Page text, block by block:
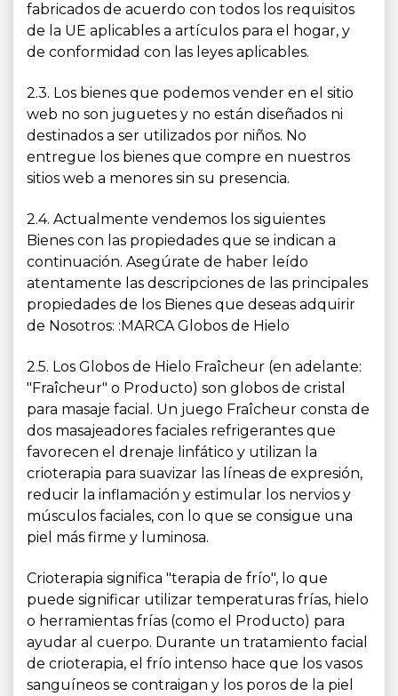
fabricados de acuerdo con todos los requisitos
de la UE aplicables a artículos para el hogar, y
de conformidad con las leyes aplicables.
2.3. Los bienes que podemos vender en el sitio
web no son juguetes y no están diseñados ni
destinados a ser utilizados por niños. No
entregue los bienes que compre en nuestros
sitios web a menores sin su presencia.
2.4. Actualmente vendemos los siguientes
Bienes con las propiedades que se indican a
continuación. Asegúrate de haber leído
atentamente las descripciones de las principales
propiedades de los Bienes que deseas adquirir
de Nosotros: :MARCA Globos de Hielo
2.5. Los Globos de Hielo Fraîcheur (en adelante:
"Fraîcheur" o Producto) son globos de cristal
para masaje facial. Un juego Fraîcheur consta de
dos masajeadores faciales refrigerantes que
favorecen el drenaje linfático y utilizan la
crioterapia para suavizar las líneas de expresión,
reducir la inflamación y estimular los nervios y
músculos faciales, con lo que se consigue una
piel más firme y luminosa.
Crioterapia significa "terapia de frío", lo que
puede significar utilizar temperaturas frías, hielo
o herramientas frías (como el Producto) para
ayudar al cuerpo. Durante un tratamiento facial
de crioterapia, el frío intenso hace que los vasos
sanguíneos se contraigan y los poros de la piel